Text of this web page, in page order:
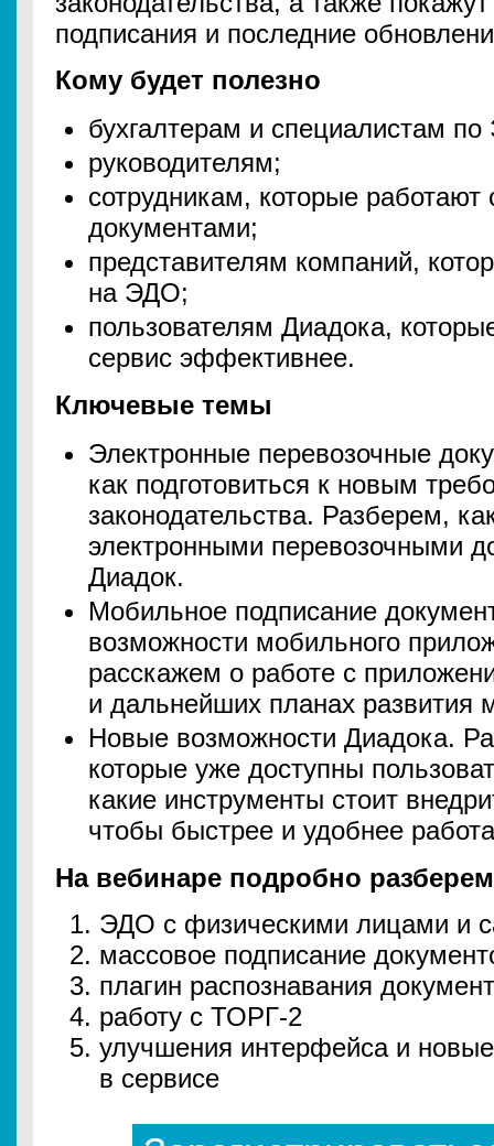
подписания и последние
Кому будет полезно
бухгалтерам и специалистам
руководителям;
сотрудникам, которые
документами;
представителям компаний,
на ЭДО;
пользователям Диадока,
сервис эффективнее.
Ключевые темы
Электронные перевозочные
как подготовиться к новым
законодательства. Разберем,
электронными перевозочными
Диадок.
Мобильное подписание
возможности мобильного
расскажем о работе с
и дальнейших планах развития
Новые возможности Диадока.
которые уже доступны
какие инструменты стоит
чтобы быстрее и удобнее
На вебинаре подробно
ЭДО с физическими лицами и
массовое подписание
плагин распознавания
работу с ТОРГ‑2
улучшения интерфейса и
в сервисе